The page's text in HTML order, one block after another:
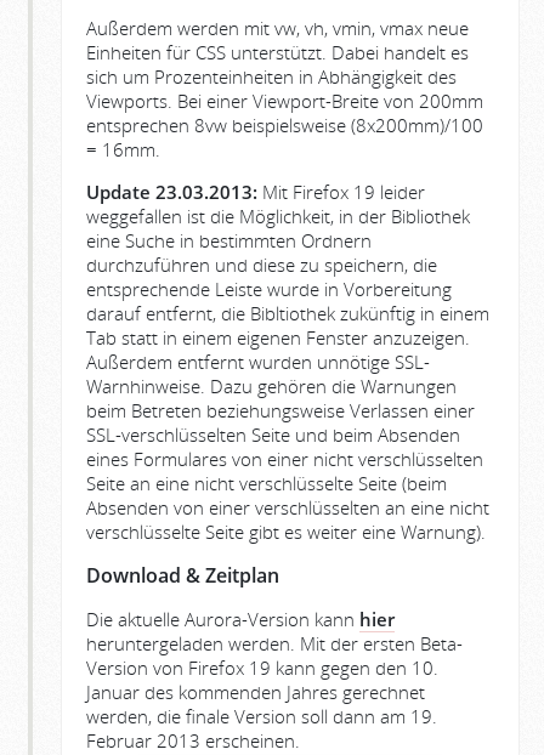
Außerdem werden mit vw, vh, vmin, vmax neue
Einheiten für CSS unterstützt. Dabei handelt es
sich um Prozenteinheiten in Abhängigkeit des
Viewports. Bei einer Viewport-Breite von 200mm
entsprechen 8vw beispielsweise (8x200mm)/100
= 16mm.
Update 23.03.2013: Mit Firefox 19 leider
weggefallen ist die Möglichkeit, in der Bibliothek
eine Suche in bestimmten Ordnern
durchzuführen und diese zu speichern, die
entsprechende Leiste wurde in Vorbereitung
darauf entfernt, die Bibltiothek zukünftig in einem
Tab statt in einem eigenen Fenster anzuzeigen.
Außerdem entfernt wurden unnötige SSL-
Warnhinweise. Dazu gehören die Warnungen
beim Betreten beziehungsweise Verlassen einer
SSL-verschlüsselten Seite und beim Absenden
eines Formulares von einer nicht verschlüsselten
Seite an eine nicht verschlüsselte Seite (beim
Absenden von einer verschlüsselten an eine nicht
verschlüsselte Seite gibt es weiter eine Warnung).
Download & Zeitplan
Die aktuelle Aurora-Version kann hier
heruntergeladen werden. Mit der ersten Beta-
Version von Firefox 19 kann gegen den 10.
Januar des kommenden Jahres gerechnet
werden, die finale Version soll dann am 19.
Februar 2013 erscheinen.